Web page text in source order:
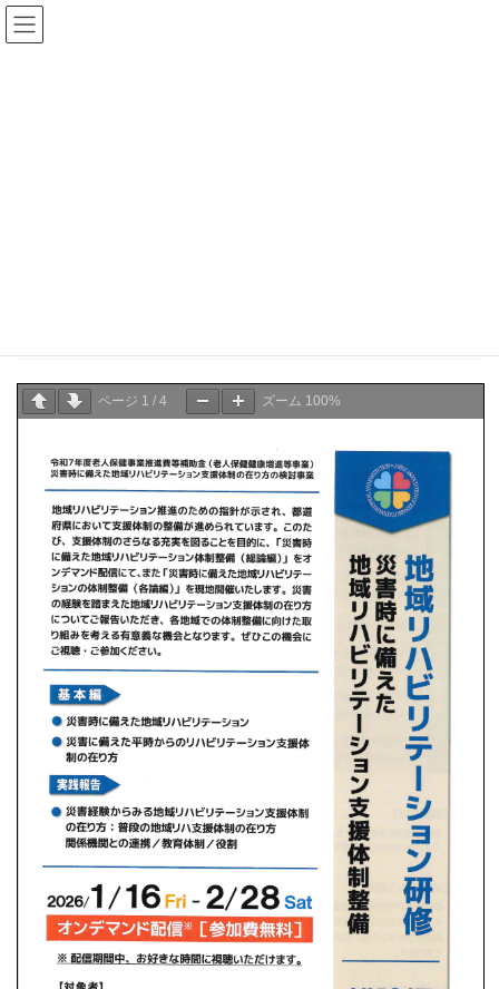
コ
ン
ナ
ビ
ページ 1 / 4 ズーム 100%